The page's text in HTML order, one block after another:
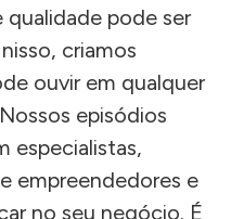
pode ser
criamos
ouvir em qualquer
episódios
especialistas,
empreendedores e
no seu negócio. É